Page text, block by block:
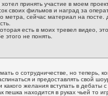
принять участие в моем
своих фильмов и наград за
метра, сейчас материал на посте.
есть в моих тревел видео,
этого не понять.
о сотрудничестве, но теперь,
и предоставлять свой
желания вступать в дебаты
пешка находится в руках чьей то